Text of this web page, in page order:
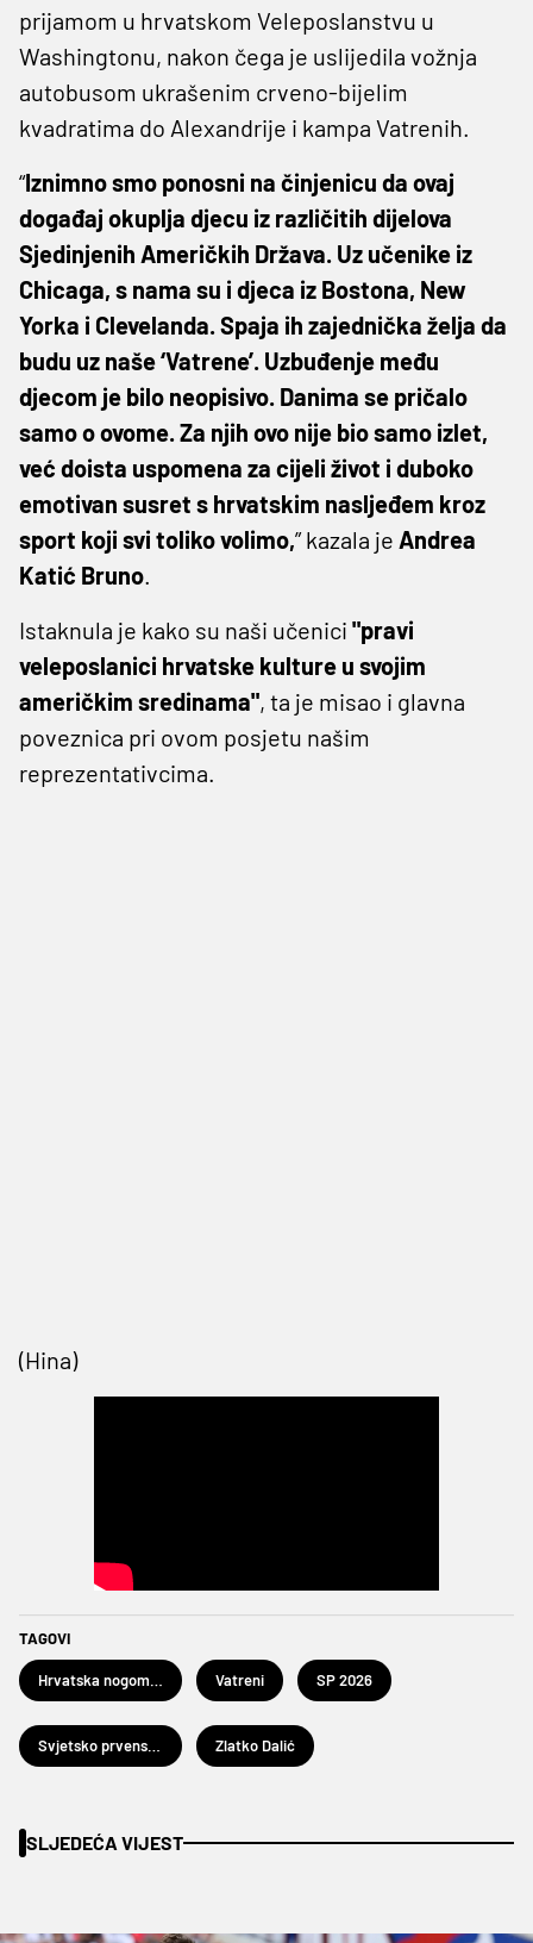
prijamom u hrvatskom Veleposlanstvu u
Washingtonu, nakon čega je uslijedila vožnja
autobusom ukrašenim crveno-bijelim
kvadratima do Alexandrije i kampa Vatrenih.
“Iznimno smo ponosni na činjenicu da ovaj
događaj okuplja djecu iz različitih dijelova
Sjedinjenih Američkih Država. Uz učenike iz
Chicaga, s nama su i djeca iz Bostona, New
Yorka i Clevelanda. Spaja ih zajednička želja da
budu uz naše ‘Vatrene’. Uzbuđenje među
djecom je bilo neopisivo. Danima se pričalo
samo o ovome. Za njih ovo nije bio samo izlet,
već doista uspomena za cijeli život i duboko
emotivan susret s hrvatskim nasljeđem kroz
sport koji svi toliko volimo,” kazala je Andrea
Katić Bruno.
Istaknula je kako su naši učenici "pravi
veleposlanici hrvatske kulture u svojim
američkim sredinama", ta je misao i glavna
poveznica pri ovom posjetu našim
reprezentativcima.
(Hina)
TAGOVI
Hrvatska nogometna reprezentacija Vatreni SP 2026
Svjetsko prvenstvo u nogometu 2026. Zlatko Dalić
SLJEDEĆA VIJEST